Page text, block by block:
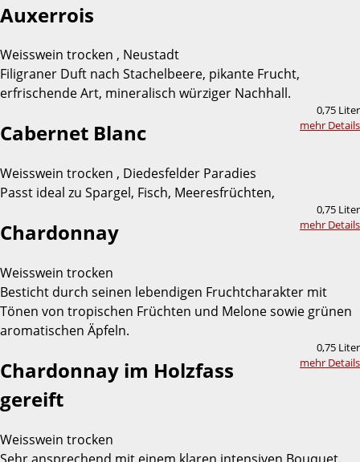
Auxerrois
Weisswein trocken , Neustadt
Filigraner Duft nach Stachelbeere, pikante Frucht,
erfrischende Art, mineralisch würziger Nachhall.
0,75 Liter
mehr Details
Cabernet Blanc
Weisswein trocken , Diedesfelder Paradies
Passt ideal zu Spargel, Fisch, Meeresfrüchten,
0,75 Liter
mehr Details
Chardonnay
Weisswein trocken
Besticht durch seinen lebendigen Fruchtcharakter mit
Tönen von tropischen Früchten und Melone sowie grünen
aromatischen Äpfeln.
0,75 Liter
mehr Details
Chardonnay im Holzfass
gereift
Weisswein trocken